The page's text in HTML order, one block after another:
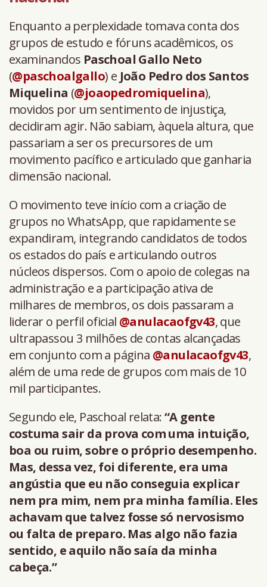
Enquanto a perplexidade tomava conta dos
grupos de estudo e fóruns acadêmicos, os
examinandos Paschoal Gallo Neto
(@paschoalgallo) e João Pedro dos Santos
Miquelina (@joaopedromiquelina),
movidos por um sentimento de injustiça,
decidiram agir. Não sabiam, àquela altura, que
passariam a ser os precursores de um
movimento pacífico e articulado que ganharia
dimensão nacional.
O movimento teve início com a criação de
grupos no WhatsApp, que rapidamente se
expandiram, integrando candidatos de todos
os estados do país e articulando outros
núcleos dispersos. Com o apoio de colegas na
administração e a participação ativa de
milhares de membros, os dois passaram a
liderar o perfil oficial @anulacaofgv43, que
ultrapassou 3 milhões de contas alcançadas
em conjunto com a página @anulacaofgv43,
além de uma rede de grupos com mais de 10
mil participantes.
Segundo ele, Paschoal relata:“A gente
costuma sair da prova com uma intuição,
boa ou ruim, sobre o próprio desempenho.
Mas, dessa vez, foi diferente, era uma
angústia que eu não conseguia explicar
nem pra mim, nem pra minha família. Eles
achavam que talvez fosse só nervosismo
ou falta de preparo. Mas algo não fazia
sentido, e aquilo não saía da minha
cabeça.”